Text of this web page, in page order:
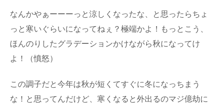
なんかやぁーーーっと涼しくなったな、と思ったらちょ
っと寒いぐらいになってねぇ？極端かよ！もっとこう、
ほんのりしたグラデーションかけながら秋になってけ
よ！（憤怒）
この調子だと今年は秋が短くてすぐに冬になっちまう
な！と思ってんだけど、寒くなると外出るのマジ億劫に